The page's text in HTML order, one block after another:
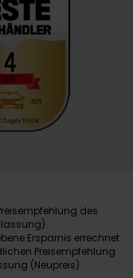
des
Ersparnis errechnet
Preisempfehlung
(Neupreis).